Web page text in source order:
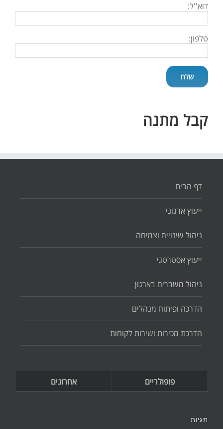
דוא''ל:
טלפון:
קבל מתנה
דף הבית
ייעוץ ארגוני
ניהול שינויים וצמיחה
ייעוץ אסטרטגי
ניהול משברים בארגון
הדרכה ופיתוח מנהלים
הדרכת מכירות ושירות לקוחות
פופולריים אחרונים
תגיות